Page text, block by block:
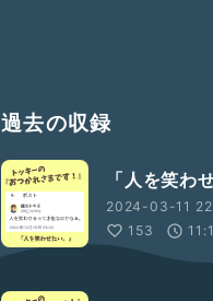
過去の収録
「人を笑わ
2024-03-11
153